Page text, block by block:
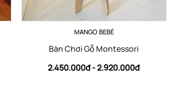
MANGO BEBÉ
Bàn Chơi Gỗ Montessori
2.450.000đ -2.920.000đ